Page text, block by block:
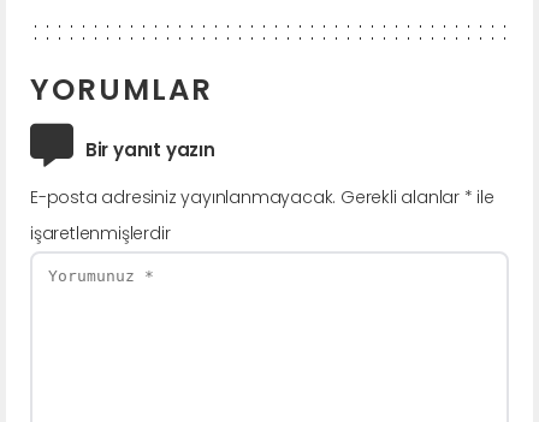
YORUMLAR
Bir yanıt yazın
E-posta adresiniz yayınlanmayacak. Gerekli alanlar * ile
işaretlenmişlerdir